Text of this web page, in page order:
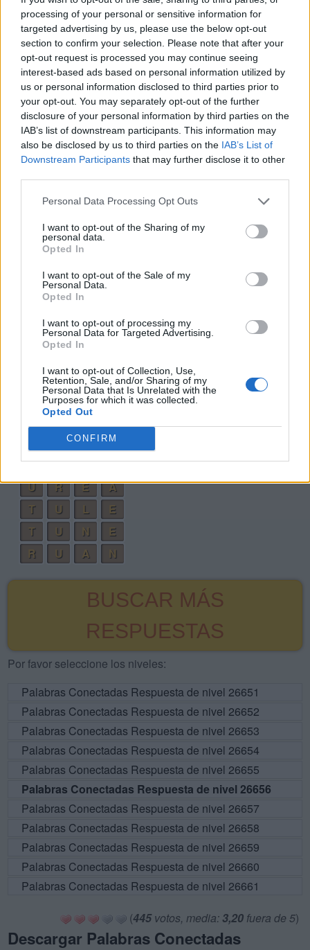
processing of your personal or sensitive information for
targeted advertising by us, please use the below opt-out
section to confirm your selection. Please note that after your
opt-out request is processed you may continue seeing
interest-based ads based on personal information utilized by
us or personal information disclosed to third parties prior to
your opt-out. You may separately opt-out of the further
disclosure of your personal information by third parties on the
IAB’s list of downstream participants. This information may
also be disclosed by us to third parties on the IAB’s List of
Downstream Participants that may further disclose it to other
Personal Data Processing Opt Outs
I want to opt-out of the Sharing of my
personal data.
Opted In
I want to opt-out of the Sale of my
Personal Data.
Opted In
I want to opt-out of processing my
Personal Data for Targeted Advertising.
Opted In
I want to opt-out of Collection, Use,
Retention, Sale, and/or Sharing of my
Personal Data that Is Unrelated with the
Purposes for which it was collected.
Opted Out
CONFIRM
A
R T
E
E
N T R
A
U
L T R
A
L
E N T
A
L
U N A
R
N
U E R
A
T
E L A
R
A
R L E
N
N U L
E
R
E R
U N
T E
N
U N
A
E N
A
U L
T
A
T
A L
E
U
R E
A
T
U L
E
T
U N
E
R
U A N
BUSCAR MÁS
RESPUESTAS
Por favor seleccione los niveles:
Palabras Conectadas Respuesta de nivel 26651
Palabras Conectadas Respuesta de nivel 26652
Palabras Conectadas Respuesta de nivel 26653
Palabras Conectadas Respuesta de nivel 26654
Palabras Conectadas Respuesta de nivel 26655
Palabras Conectadas Respuesta de nivel 26656
Palabras Conectadas Respuesta de nivel 26657
Palabras Conectadas Respuesta de nivel 26658
Palabras Conectadas Respuesta de nivel 26659
Palabras Conectadas Respuesta de nivel 26660
Palabras Conectadas Respuesta de nivel 26661
(445votos, media: 3,20 fuera de 5)
Descargar Palabras Conectadas